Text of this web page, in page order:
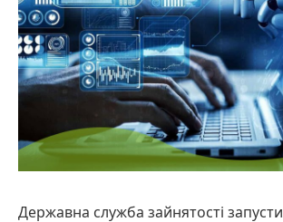
Державна служба зайнятості